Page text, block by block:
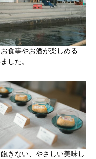
食事やお酒が楽しめる
した。
きない、やさしい美味し